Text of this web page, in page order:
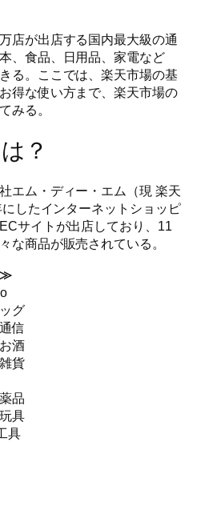
店が出店する国内最大級の通
、食品、日用品、家電など
る。ここでは、楽天市場の基
得な使い方まで、楽天市場の
みる。
？
エム・ディー・エム（現 楽天
したインターネットショッピ
サイトが出店しており、11
な商品が販売されている。
≫
グ
信
酒
貨
品
具
具